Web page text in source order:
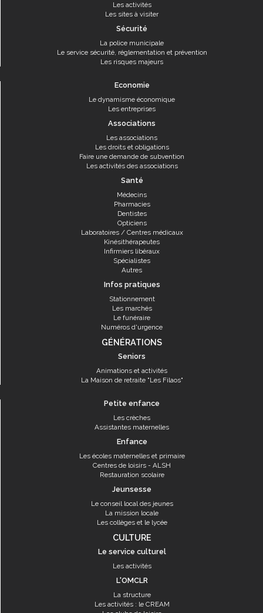
Les activités
Les sites à visiter
Sécurité
La police municipale
Le service sécurité, réglementation et prévention
Les risques majeurs
Economie
Le dynamisme économique
Les entreprises
Associations
Les associations
Les droits et obligations
Faire une demande de subvention
Les activités des associations
Santé
Médecins
Pharmacies
Dentistes
Opticiens
Laboratoires / Centres médicaux
Kinésithérapeutes
Infirmiers libéraux
Spécialistes
Autres
Infos pratiques
Stationnement
Les marchés
Le funéraire
Numéros d'urgence
GÉNÉRATIONS
Seniors
Animations et activités
La Maison de retraite "Les Filaos"
Petite enfance
Les crèches
Assistantes maternelles
Enfance
Les écoles maternelles et primaire
Centres de loisirs - ALSH
Restauration scolaire
Jeunsesse
Le conseil local des jeunes
La mission locale
Les collèges et le lycée
CULTURE
Le service culturel
Les activités
L'OMCLR
La structure
Les activités : le CREAM